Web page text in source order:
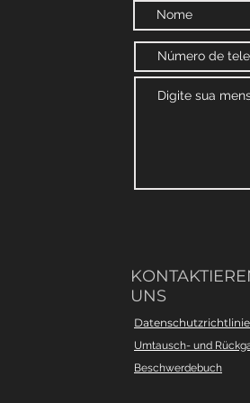
UNS
Datenschutzrichtlinie
Umtausch- und
Beschwerdebuch